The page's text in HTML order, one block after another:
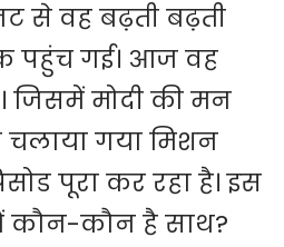
से वह बढ़ती बढ़ती
पहुंच गई। आज वह
जिसमें मोदी की मन
गया मिशन
पूरा कर रहा है। इस
कौन-कौन है साथ?